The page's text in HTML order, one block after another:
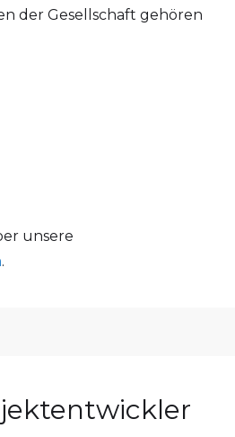
der Gesellschaft gehören
unsere
.